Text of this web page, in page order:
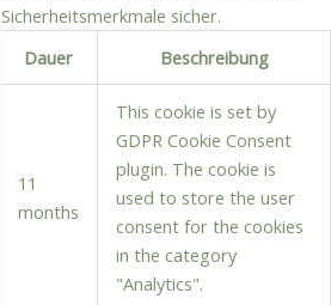
sicher.
Dauer Beschreibung
11
months
This cookie is set by
GDPR Cookie Consent
plugin. The cookie is
used to store the user
consent for the cookies
in the category
"Analytics".